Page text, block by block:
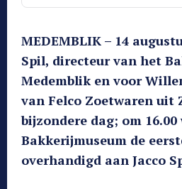
MEDEMBLIK – 14
Spil, directeur van het
Medemblik en voor
van Felco Zoetwaren uit
bijzondere dag; om
Bakkerijmuseum de
overhandigd aan Jacco